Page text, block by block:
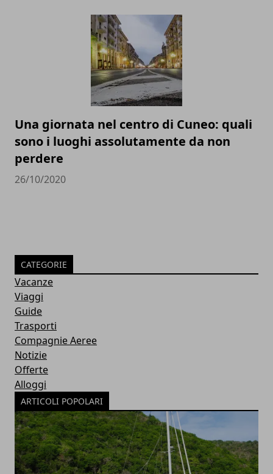
Una giornata nel centro di Cuneo: quali
sono i luoghi assolutamente da non
perdere
26/10/2020
CATEGORIE
Vacanze
Viaggi
Guide
Trasporti
Compagnie Aeree
Notizie
Offerte
Alloggi
ARTICOLI POPOLARI